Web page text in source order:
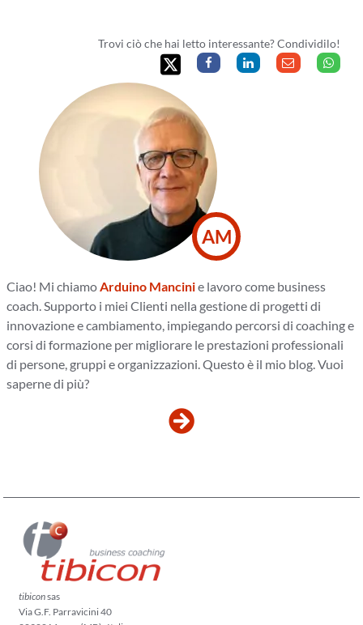
Trovi ciò che hai letto interessante? Condividilo!
AM
Ciao! Mi chiamo Arduino Mancinie lavoro come business
coach. Supporto i miei Clienti nella gestione di progetti di
innovazione e cambiamento, impiegando percorsi di coaching e
corsi di formazione per migliorare le prestazioni professionali
di persone, gruppi e organizzazioni. Questo è il mio blog. Vuoi
saperne di più?
tibiconsas
Via G.F. Parravicini 40